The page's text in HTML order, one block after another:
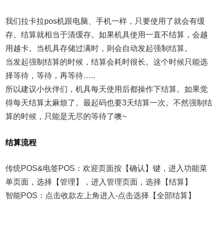
我们拉卡拉pos机跟电脑、手机一样，只要使用了就会有缓
存。结算就相当于清缓存。如果机具使用一直不结算，会越
用越卡。当机具存储过满时，则会自动发起强制结算。
当发起强制结算的时候，结算会耗时很长。这个时候只能选
择等待，等待，再等待…..
所以建议小伙伴们，机具每天使用后都操作下结算。如果觉
得每天结算太麻烦了。最起码也要3天结算一次。不然强制结
算的时候，只能是无尽的等待了噢~
结算流程
传统POS&电签POS：欢迎页面按【确认】键，进入功能菜
单页面，选择【管理】，进入管理页面，选择【结算】
智能POS： 点击收款左上角进入-点击选择【全部结算】